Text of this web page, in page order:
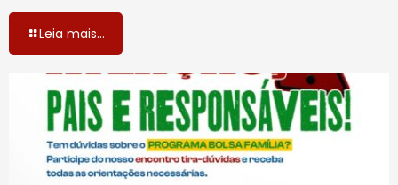
Leia mais...